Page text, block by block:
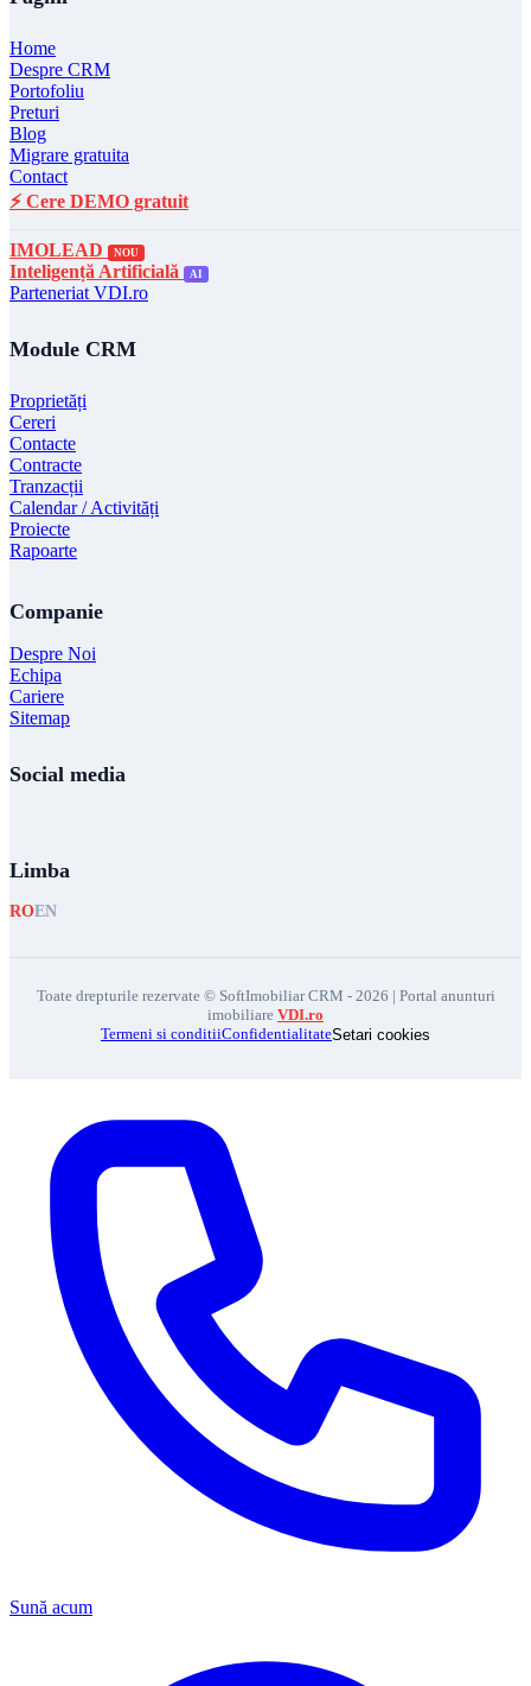
Home
Despre CRM
Portofoliu
Preturi
Blog
Migrare gratuita
Contact
⚡ Cere DEMO gratuit
IMOLEAD NOU
Inteligență Artificială AI
Parteneriat VDI.ro
Module CRM
Proprietăți
Cereri
Contacte
Contracte
Tranzacții
Calendar / Activități
Proiecte
Rapoarte
Companie
Despre Noi
Echipa
Cariere
Sitemap
Social media
Limba
ROEN
Toate drepturile rezervate © SoftImobiliar CRM - 2026 | Portal anunturi
imobiliare VDI.ro
Termeni si conditiiConfidentialitateSetari cookies
Sună acum